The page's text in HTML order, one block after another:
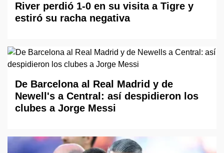
River perdió 1-0 en su visita a Tigre y
estiró su racha negativa
De Barcelona al Real Madrid y de
Newell's a Central: así despidieron los
clubes a Jorge Messi